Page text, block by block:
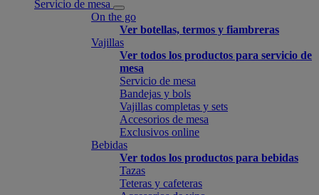
Servicio de mesa
On the go
Ver botellas, termos y fiambreras
Vajillas
Ver todos los productos para servicio de
mesa
Servicio de mesa
Bandejas y bols
Vajillas completas y sets
Accesorios de mesa
Exclusivos online
Bebidas
Ver todos los productos para bebidas
Tazas
Teteras y cafeteras